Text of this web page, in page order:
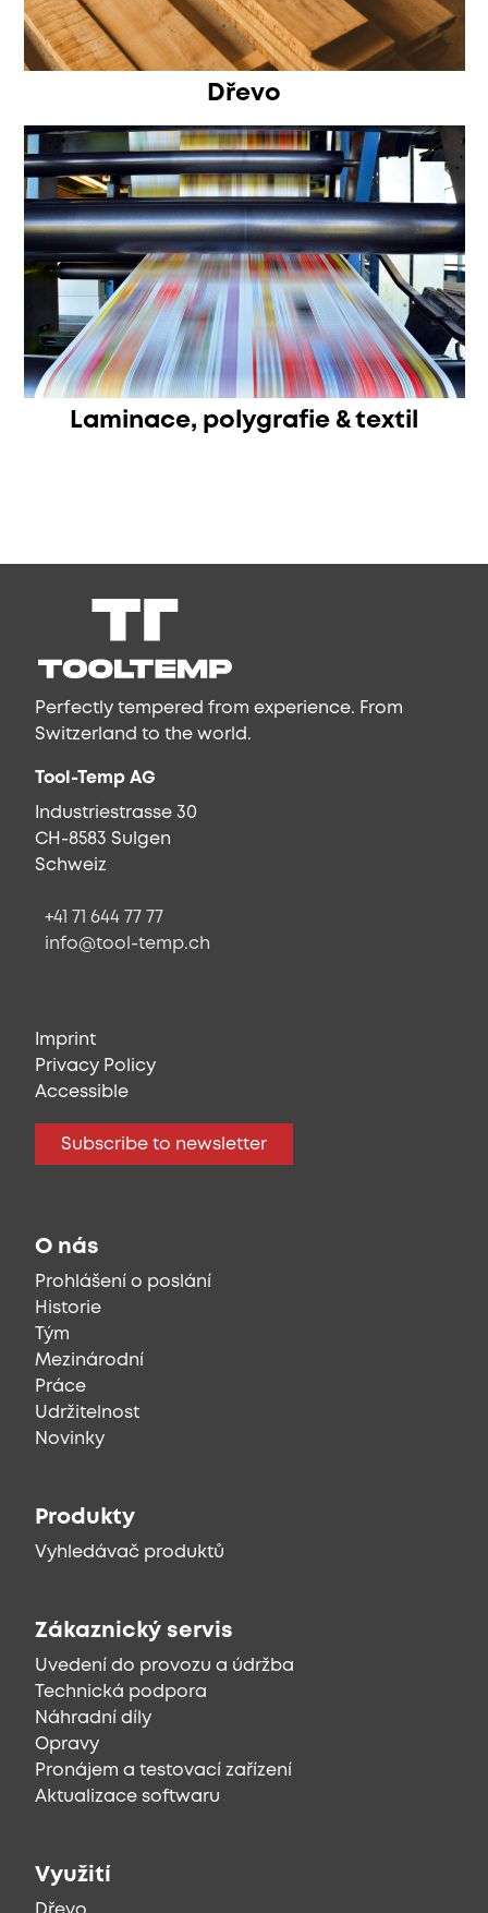
Dřevo
Laminace, polygrafie & textil
Perfectly tempered from experience. From
Switzerland to the world.
Tool-Temp AG
Industriestrasse 30
CH-8583 Sulgen
Schweiz
+41 71 644 77 77
info@tool-temp.ch
Imprint
Privacy Policy
Accessible
Subscribe to newsletter
O nás
Prohlášení o poslání
Historie
Tým
Mezinárodní
Práce
Udržitelnost
Novinky
Produkty
Vyhledávač produktů
Zákaznický servis
Uvedení do provozu a údržba
Technická podpora
Náhradní díly
Opravy
Pronájem a testovací zařízení
Aktualizace softwaru
Využití